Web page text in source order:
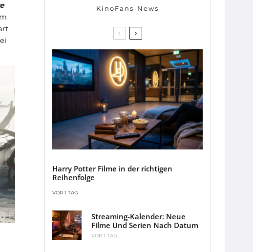
KinoFans-News
Harry Potter Filme in der richtigen
Reihenfolge
VOR 1 TAG
Streaming-Kalender: Neue
Filme Und Serien Nach Datum
VOR 1 TAG